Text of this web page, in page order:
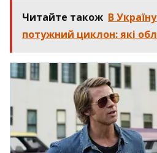
Читайте також В
потужний циклон: які